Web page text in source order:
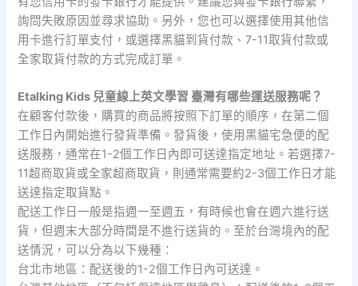
詢問失敗原因並尋求協助。另外，您也可以選擇使用其他信
用卡進行訂單支付，或選擇黑貓到貨付款、7-11取貨付款或
全家取貨付款的方式完成訂單。
Etalking Kids 兒童線上英文學習 臺灣有哪些運送服務呢？
在顧客付款後，購買的商品將按照下訂單的順序，在第二個
工作日內開始進行發貨準備。發貨後，使用黑貓宅急便的配
送服務，通常在1-2個工作日內即可送達指定地址。若選擇7-
11超商取貨或全家超商取貨，則通常需要約2-3個工作日才能
送達指定取貨點。
配送工作日一般是指週一至週五，有時候也會在週六進行送
貨，但週末大部分時間是不進行送貨的。至於台灣境內的配
送情況，可以分為以下幾種：
台北市地區：配送後的1-2個工作日內可送達。